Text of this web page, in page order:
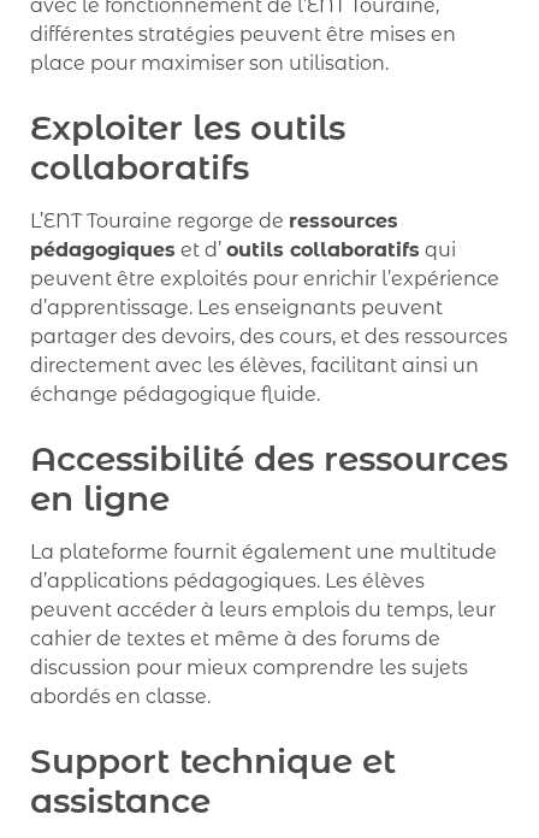
avec le fonctionnement de l’ENT Touraine,
différentes stratégies peuvent être mises en
place pour maximiser son utilisation.
Exploiter les outils
collaboratifs
L’ENT Touraine regorge de ressources
pédagogiques et d’ outils collaboratifs qui
peuvent être exploités pour enrichir l’expérience
d’apprentissage. Les enseignants peuvent
partager des devoirs, des cours, et des ressources
directement avec les élèves, facilitant ainsi un
échange pédagogique fluide.
Accessibilité des ressources
en ligne
La plateforme fournit également une multitude
d’applications pédagogiques. Les élèves
peuvent accéder à leurs emplois du temps, leur
cahier de textes et même à des forums de
discussion pour mieux comprendre les sujets
abordés en classe.
Support technique et
assistance